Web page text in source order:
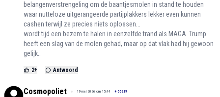
belangenverstrengeling om de baantjesmolen in stand te houden
waar nutteloze uitgerangeerde partijplakkers lekker even kunnen
cashen terwijl ze precies niets oplossen...
wordt tijd een bezem te halen in eenzelfde trand als MAGA. Trump
heeft een slag van de molen gehad, maar op dat vlak had hij gewoon
gelijk..
2+ Antwoord
Cosmopoliet 19 mei 2026 om 15:44 + 55287